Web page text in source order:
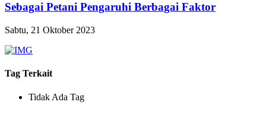
Sebagai Petani Pengaruhi Berbagai Faktor
Sabtu, 21 Oktober 2023
Tag Terkait
Tidak Ada Tag